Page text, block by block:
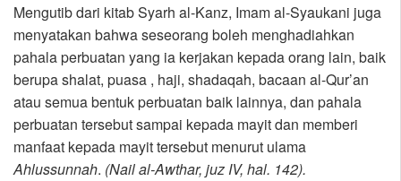
Mengutib dari kitab Syarh al-Kanz, Imam al-Syaukani juga
menyatakan bahwa seseorang boleh menghadiahkan
pahala perbuatan yang ia kerjakan kepada orang lain, baik
berupa shalat, puasa , haji, shadaqah, bacaan al-Qur’an
atau semua bentuk perbuatan baik lainnya, dan pahala
perbuatan tersebut sampai kepada mayit dan memberi
manfaat kepada mayit tersebut menurut ulama
Ahlussunnah. (Nail al-Awthar, juz IV, hal. 142).